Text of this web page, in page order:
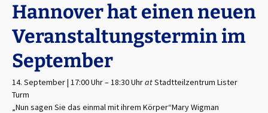
Hannover hat einen neuen
Veranstaltungstermin im
September
14. September | 17:00 Uhr–18:30 UhratStadtteilzentrum Lister
Turm
„Nun sagen Sie das einmal mit ihrem Körper“Mary Wigman